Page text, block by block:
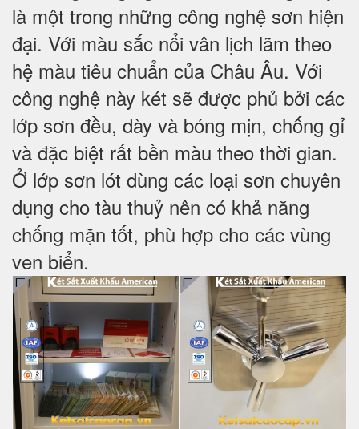
là một trong những công nghệ sơn hiện
đại. Với màu sắc nổi vân lịch lãm theo
hệ màu tiêu chuẩn của Châu Âu. Với
công nghệ này két sẽ được phủ bởi các
lớp sơn đều, dày và bóng mịn, chống gỉ
và đặc biệt rất bền màu theo thời gian.
Ở lớp sơn lót dùng các loại sơn chuyên
dụng cho tàu thuỷ nên có khả năng
chống mặn tốt, phù hợp cho các vùng
ven biển.